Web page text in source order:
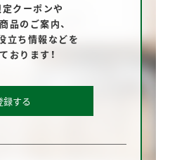
クーポンや
品のご案内、
立ち情報などを
おります！
録する